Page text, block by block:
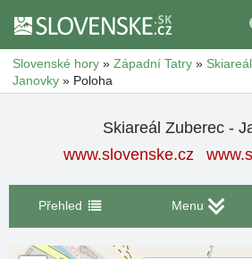
Slovenské hory » Západní Tatry »
Janovky » Poloha
Skiareál Zuberec -
www.slovenske.cz
Přehled Menu